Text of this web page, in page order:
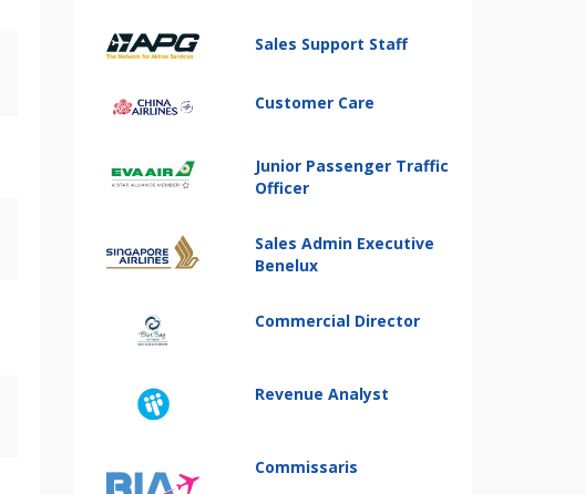
Sales Support Staff
Customer Care
Junior Passenger Traffic
Officer
Sales Admin Executive
Benelux
Commercial Director
Revenue Analyst
Commissaris